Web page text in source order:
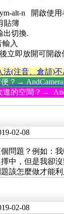
alt-n 開啟使
貼簿
出切換.
輸入
立即放開可開啟
法(注音、倉頡)
？→ AndCamera
進的空間？→
02-08
問題？例如：
中，但是我卻
該怎麼做才能
02-08